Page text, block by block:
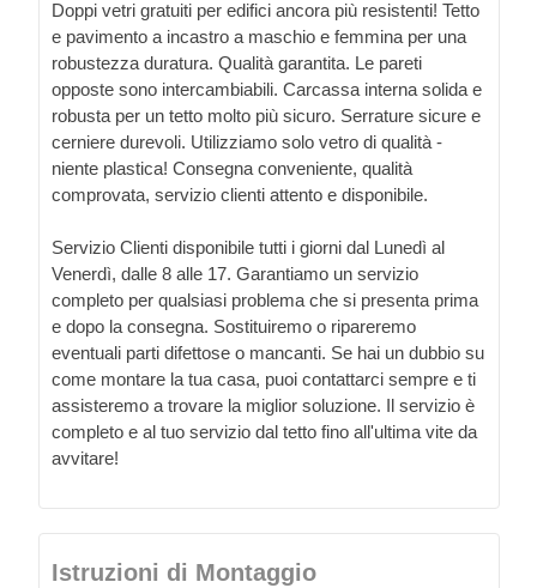
Doppi vetri gratuiti per edifici ancora più resistenti! Tetto
e pavimento a incastro a maschio e femmina per una
robustezza duratura. Qualità garantita. Le pareti
opposte sono intercambiabili. Carcassa interna solida e
robusta per un tetto molto più sicuro. Serrature sicure e
cerniere durevoli. Utilizziamo solo vetro di qualità -
niente plastica! Consegna conveniente, qualità
comprovata, servizio clienti attento e disponibile.
Servizio Clienti disponibile tutti i giorni dal Lunedì al
Venerdì, dalle 8 alle 17. Garantiamo un servizio
completo per qualsiasi problema che si presenta prima
e dopo la consegna. Sostituiremo o ripareremo
eventuali parti difettose o mancanti. Se hai un dubbio su
come montare la tua casa, puoi contattarci sempre e ti
assisteremo a trovare la miglior soluzione. Il servizio è
completo e al tuo servizio dal tetto fino all'ultima vite da
avvitare!
Istruzioni di Montaggio